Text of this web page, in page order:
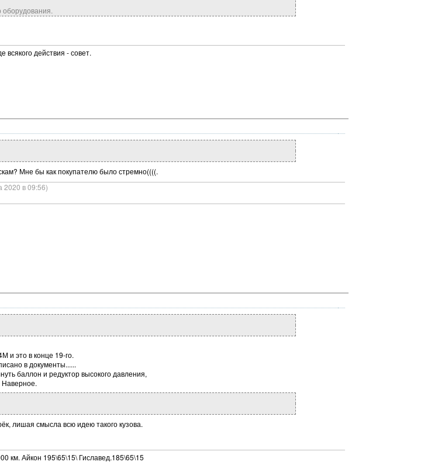
оборудования.
действия - совет.
Мне бы как покупателю было стремно((((.
2020 в 09:56)
и это в конце 19-го.
в документы......
баллон и редуктор высокого давления,
лишая смысла всю идею такого кузова.
км. Айкон 195\65\15\ Гиславед.185\65\15